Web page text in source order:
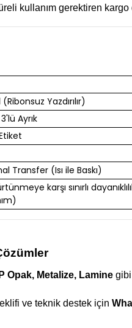
kullanım gerektiren
Yazdırılır)
Ayrık
Transfer (Isı ile Baskı)
karşı sınırlı
Opak, Metalize, Lamine
ve teknik destek için